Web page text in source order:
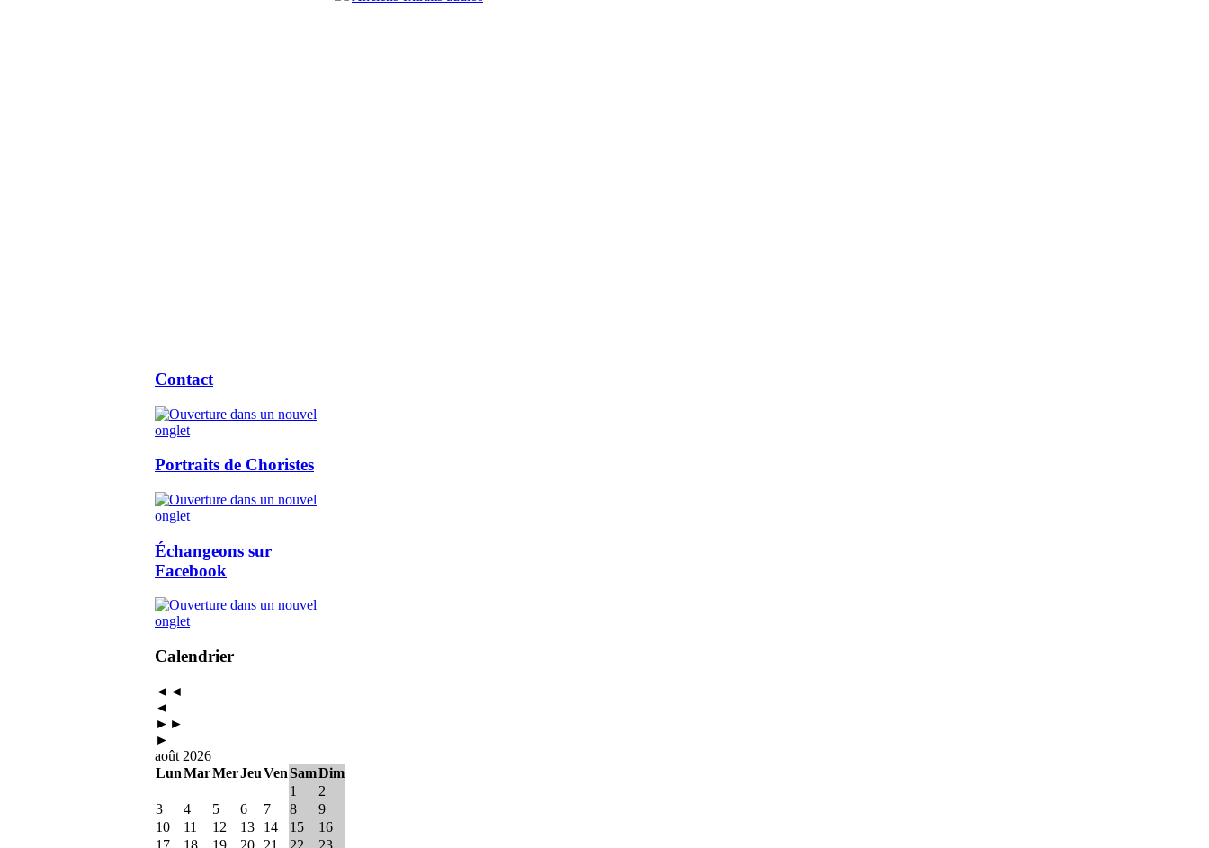
Contact
Portraits de Choristes
Échangeons sur
Facebook
Calendrier
◄◄
◄
►►
►
août 2026
LunMarMerJeuVenSamDim
1
2
3
4 5 6 7 8
9
10
11 12 13 14 15
16
17
18 19 20 21 22 23